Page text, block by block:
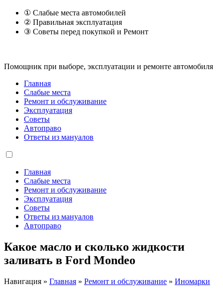
① Слабые места автомобилей
② Правильная эксплуатация
③ Советы перед покупкой и Ремонт
Помощник при выборе, эксплуатации и ремонте автомобиля
Главная
Слабые места
Ремонт и обслуживание
Эксплуатация
Советы
Автоправо
Ответы из мануалов
Главная
Слабые места
Ремонт и обслуживание
Эксплуатация
Советы
Ответы из мануалов
Автоправо
Какое масло и сколько жидкости
заливать в Ford Mondeo
Навигация » Главная » Ремонт и обслуживание » Иномарки